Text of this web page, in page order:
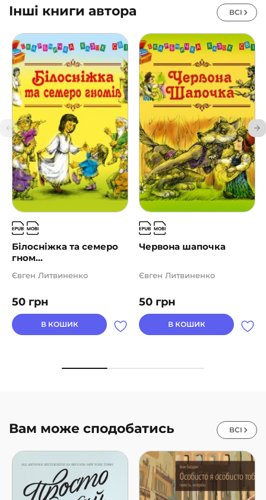
Інші книги автора ВСІ
Білосніжка та семеро
гном...
50 грн
Євген Литвиненко
В КОШИК
Червона шапочка
50 грн
Євген Литвиненко
В КОШИК
Вам може сподобатись ВСІ